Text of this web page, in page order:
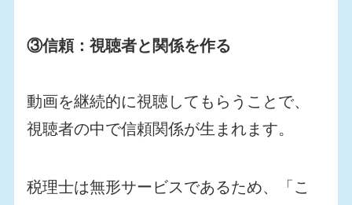
③信頼：視聴者と関係を作る
動画を継続的に視聴してもらうことで、
視聴者の中で信頼関係が生まれます。
税理士は無形サービスであるため、「こ